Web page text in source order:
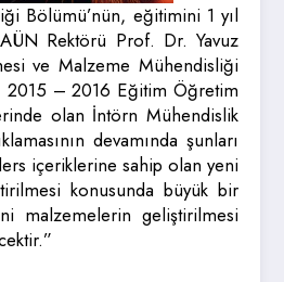
Bölümü’nün, eğitimini 1 yıl
Rektörü Prof. Dr. Yavuz
ve Malzeme Mühendisliği
2015 – 2016 Eğitim Öğretim
olan İntörn Mühendislik
devamında şunları
içeriklerine sahip olan yeni
konusunda büyük bir
malzemelerin geliştirilmesi